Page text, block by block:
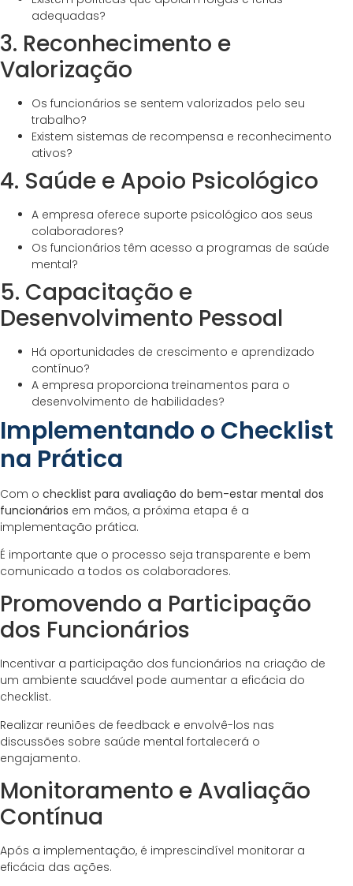
adequadas?
3. Reconhecimento e
Valorização
Os funcionários se sentem valorizados pelo seu
trabalho?
Existem sistemas de recompensa e reconhecimento
ativos?
4. Saúde e Apoio Psicológico
A empresa oferece suporte psicológico aos seus
colaboradores?
Os funcionários têm acesso a programas de saúde
mental?
5. Capacitação e
Desenvolvimento Pessoal
Há oportunidades de crescimento e aprendizado
contínuo?
A empresa proporciona treinamentos para o
desenvolvimento de habilidades?
Implementando o Checklist
na Prática
Com o checklist para avaliação do bem-estar mental dos
funcionários em mãos, a próxima etapa é a
implementação prática.
É importante que o processo seja transparente e bem
comunicado a todos os colaboradores.
Promovendo a Participação
dos Funcionários
Incentivar a participação dos funcionários na criação de
um ambiente saudável pode aumentar a eficácia do
checklist.
Realizar reuniões de feedback e envolvê-los nas
discussões sobre saúde mental fortalecerá o
engajamento.
Monitoramento e Avaliação
Contínua
Após a implementação, é imprescindível monitorar a
eficácia das ações.